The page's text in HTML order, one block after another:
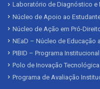
Laboratório de Diagnóstico e
Núcleo de Apoio ao
Núcleo de Ação em Pró-
NEaD – Núcleo de Educação
PIBID – Programa
Polo de Inovação Tecnológica
Programa de Avaliação